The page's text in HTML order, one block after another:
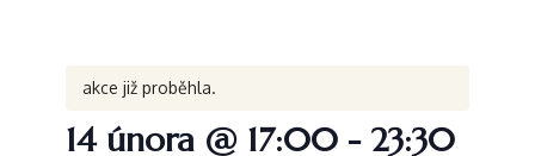
akce již proběhla.
14 února @ 17:00 - 23:30